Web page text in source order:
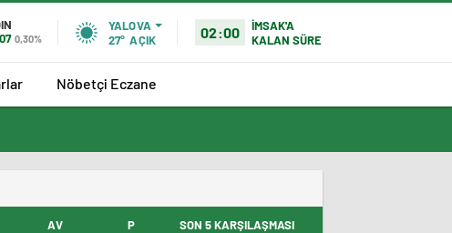
0,30%
YALOVA
27° AÇIK 02:00
İMSAK'A
KALAN SÜRE
Nöbetçi Eczane
AV P SON 5 KARŞILAŞMASI